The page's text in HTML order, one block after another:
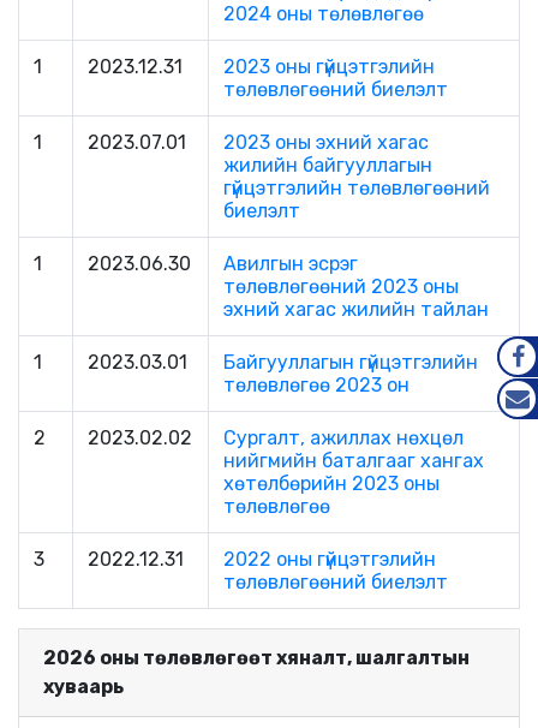
2024 оны төлөвлөгөө
1 2023.12.31
2023 оны гүйцэтгэлийн
төлөвлөгөөний биелэлт
1 2023.07.01
2023 оны эхний хагас
жилийн байгууллагын
гүйцэтгэлийн төлөвлөгөөний
биелэлт
1 2023.06.30
Авилгын эсрэг
төлөвлөгөөний 2023 оны
эхний хагас жилийн тайлан
1 2023.03.01
Байгууллагын гүйцэтгэлийн
төлөвлөгөө 2023 он
2 2023.02.02
Сургалт, ажиллах нөхцөл
нийгмийн баталгааг хангах
хөтөлбөрийн 2023 оны
төлөвлөгөө
3 2022.12.31
2022 оны гүйцэтгэлийн
төлөвлөгөөний биелэлт
2026 оны төлөвлөгөөт хяналт, шалгалтын
хуваарь